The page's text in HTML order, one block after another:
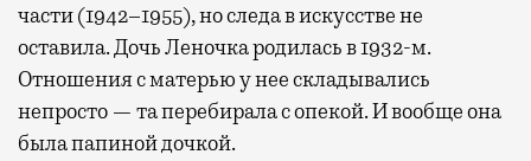
части (1942–1955), но следа в искусстве не
оставила. Дочь Леночка родилась в 1932-м.
Отношения с матерью у нее складывались
непросто — та перебирала с опекой. И вообще она
была папиной дочкой.